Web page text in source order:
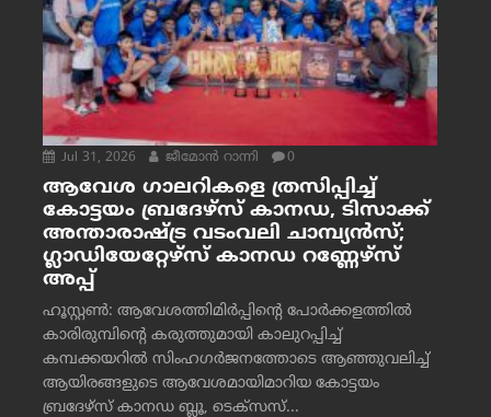
Jul 31, 2026 ജീമോന്‍ റാന്നി 0
ആവേശ ഗാലറികളെ ത്രസിപ്പിച്ച്
കോട്ടയം ബ്രദേഴ്‌സ് കാനഡ, ടിസാക്ക്
അന്താരാഷ്ട്ര വടംവലി ചാമ്പ്യന്‍സ്;
ഗ്ലാഡിയേറ്റേഴ്‌സ് കാനഡ റണ്ണേഴ്‌സ്
അപ്പ്
ഹൂസ്റ്റണ്‍: ആവേശത്തിമിര്‍പ്പിന്റെ പോര്‍ക്കളത്തില്‍
കാരിരുമ്പിന്റെ കരുത്തുമായി കാലുറപ്പിച്ച്
കമ്പക്കയറില്‍ സിംഹഗര്‍ജനത്തോടെ ആഞ്ഞുവലിച്ച്
ആയിരങ്ങളുടെ ആവേശമായിമാറിയ കോട്ടയം
ബ്രദേഴ്‌സ് കാനഡ ബ്ലൂ, ടെക്‌സസ്...